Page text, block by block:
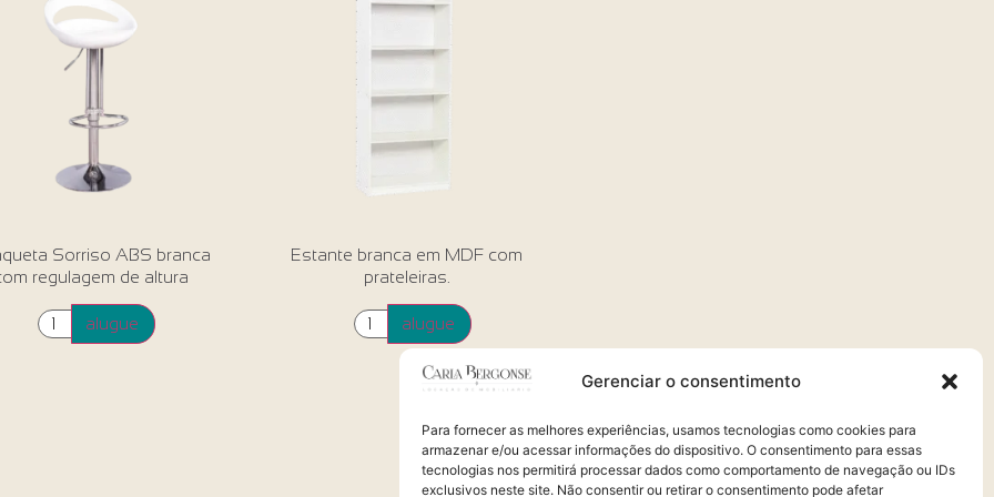
Gerenciar o consentimento
Para fornecer as melhores experiências, usamos tecnologias como cookies para
armazenar e/ou acessar informações do dispositivo. O consentimento para essas
tecnologias nos permitirá processar dados como comportamento de navegação ou IDs
exclusivos neste site. Não consentir ou retirar o consentimento pode afetar
Sorriso ABS branca
regulagem de altura
alugue
Estante branca em MDF com
prateleiras.
alugue